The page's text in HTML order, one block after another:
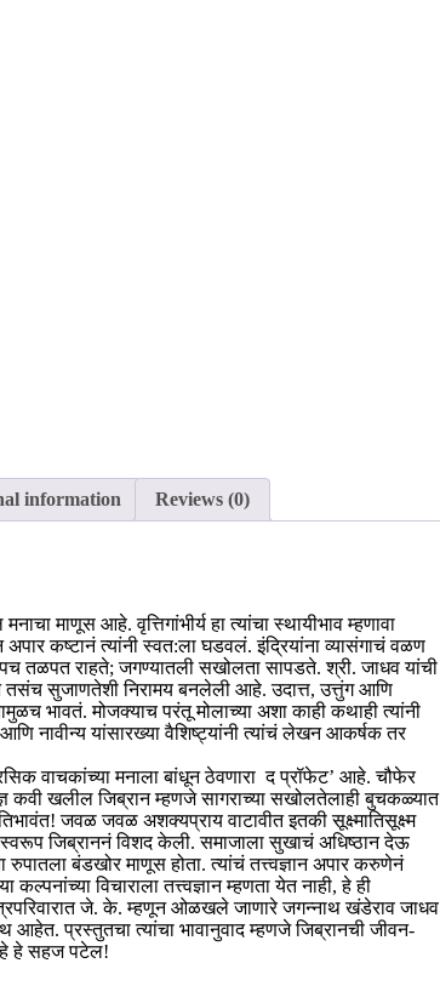
information Reviews (0)
माणूस आहे. वृत्तिगांभीर्य हा त्यांचा स्थायीभाव म्हणावा
कष्टानं त्यांनी स्वत:ला घडवलं. इंद्रियांना व्यासंगाचं वळण
तळपत राहते; जगण्यातली सखोलता सापडते. श्री. जाधव यांची
तसंच सुजाणतेशी निरामय बनलेली आहे. उदात्त, उत्तुंग आणि
भावतं. मोजक्याच परंतू मोलाच्या अशा काही कथाही त्यांनी
नावीन्य यांसारख्या वैशिष्ट्यांनी त्यांचं लेखन आकर्षक तर
वाचकांच्या मनाला बांधून ठेवणारा द प्रॉफेट’ आहे. चौफेर
कवी खलील जिब्रान म्हणजे सागराच्या सखोलतेलाही बुचकळ्यात
जवळ जवळ अशक्यप्राय वाटावीत इतकी सूक्ष्मातिसूक्ष्म
जिब्राननं विशद केली. समाजाला सुखाचं अधिष्ठान देऊ
रुपातला बंडखोर माणूस होता. त्यांचं तत्त्वज्ञान अपार करुणेनं
विचाराला तत्त्वज्ञान म्हणता येत नाही, हे ही
जे. के. म्हणून ओळखले जाणारे जगन्नाथ खंडेराव जाधव
आहेत. प्रस्तुतचा त्यांचा भावानुवाद म्हणजे जिब्रानची जीवन-
हे सहज पटेल!